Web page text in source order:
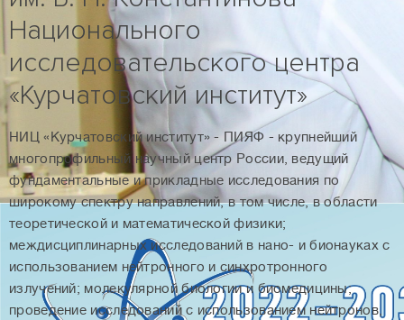
Национального
исследовательского центра
«Курчатовский институт»
НИЦ «Курчатовский институт» - ПИЯФ - крупнейший
многопрофильный научный центр России, ведущий
фундаментальные и прикладные исследования по
широкому спектру направлений, в том числе, в области
теоретической и математической физики;
междисциплинарных исследований в нано- и бионауках с
использованием нейтронного и синхротронного
излучений; молекулярной биологии и биомедицины;
проведение исследований с использованием нейтронов,